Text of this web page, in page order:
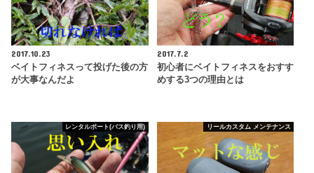
2017.10.23
ベイトフィネスって投げた後の方
が大事なんだよ
2017.7.2
初心者にベイトフィネスをおすす
めする3つの理由とは
レンタルボート(バス釣り用) リールカスタム メンテナンス